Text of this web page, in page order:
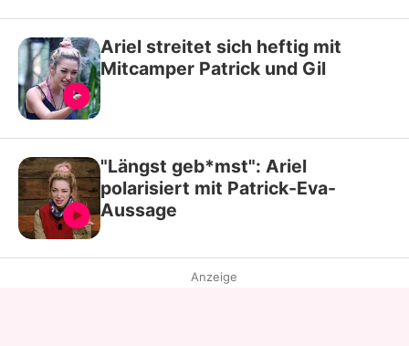
Ariel streitet sich heftig mit
Mitcamper Patrick und Gil
"Längst geb*mst": Ariel
polarisiert mit Patrick-Eva-
Aussage
Anzeige